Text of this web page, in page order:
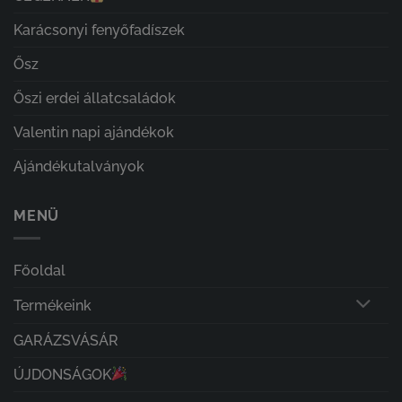
Karácsonyi fenyőfadíszek
Ősz
Őszi erdei állatcsaládok
Valentin napi ajándékok
Ajándékutalványok
MENÜ
Főoldal
Termékeink
GARÁZSVÁSÁR
ÚJDONSÁGOK